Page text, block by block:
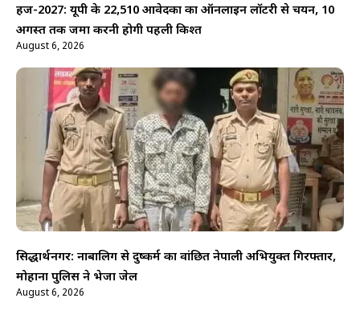
हज-2027: यूपी के 22,510 आवेदकों का ऑनलाइन लॉटरी से चयन, 10
अगस्त तक जमा करनी होगी पहली किश्त
August 6, 2026
सिद्धार्थनगर: नाबालिग से दुष्कर्म का वांछित नेपाली अभियुक्त गिरफ्तार,
मोहाना पुलिस ने भेजा जेल
August 6, 2026